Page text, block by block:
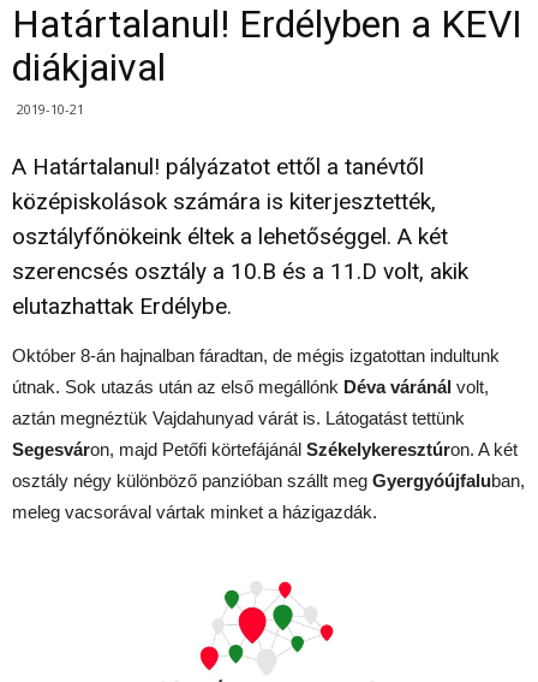
Határtalanul! Erdélyben a KEVI
diákjaival
2019-10-21
A Határtalanul! pályázatot ettől a tanévtől
középiskolások számára is kiterjesztették,
osztályfőnökeink éltek a lehetőséggel. A két
szerencsés osztály a 10.B és a 11.D volt, akik
elutazhattak Erdélybe.
Október 8-án hajnalban fáradtan, de mégis izgatottan indultunk
útnak. Sok utazás után az első megállónk Déva váránál volt,
aztán megnéztük Vajdahunyad várát is. Látogatást tettünk
Segesváron, majd Petőfi körtefájánál Székelykeresztúron. A két
osztály négy különböző panzióban szállt meg Gyergyóújfaluban,
meleg vacsorával vártak minket a házigazdák.